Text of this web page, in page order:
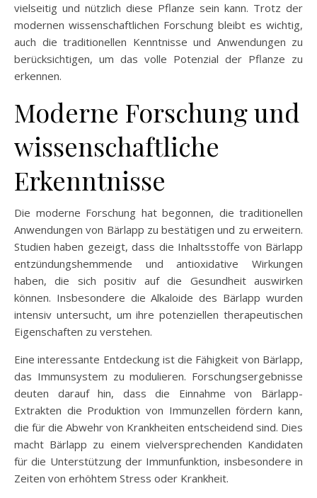
vielseitig und nützlich diese Pflanze sein kann. Trotz der
modernen wissenschaftlichen Forschung bleibt es wichtig,
auch die traditionellen Kenntnisse und Anwendungen zu
berücksichtigen, um das volle Potenzial der Pflanze zu
erkennen.
Moderne Forschung und
wissenschaftliche
Erkenntnisse
Die moderne Forschung hat begonnen, die traditionellen
Anwendungen von Bärlapp zu bestätigen und zu erweitern.
Studien haben gezeigt, dass die Inhaltsstoffe von Bärlapp
entzündungshemmende und antioxidative Wirkungen
haben, die sich positiv auf die Gesundheit auswirken
können. Insbesondere die Alkaloide des Bärlapp wurden
intensiv untersucht, um ihre potenziellen therapeutischen
Eigenschaften zu verstehen.
Eine interessante Entdeckung ist die Fähigkeit von Bärlapp,
das Immunsystem zu modulieren. Forschungsergebnisse
deuten darauf hin, dass die Einnahme von Bärlapp-
Extrakten die Produktion von Immunzellen fördern kann,
die für die Abwehr von Krankheiten entscheidend sind. Dies
macht Bärlapp zu einem vielversprechenden Kandidaten
für die Unterstützung der Immunfunktion, insbesondere in
Zeiten von erhöhtem Stress oder Krankheit.